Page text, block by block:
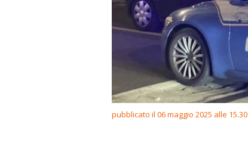
pubblicato il 06 maggio 2025 alle 15.30